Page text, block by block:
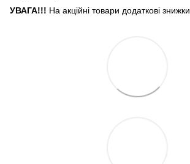
УВАГА!!! На акційні товари додаткові знижки